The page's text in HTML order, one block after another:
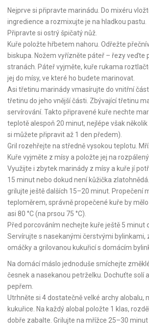
Nejprve si připravte marinádu. Do mixéru
ingredience a rozmixujte je na hladkou pastu.
Připravte si ostrý špičatý nůž.
Kuře položte hřbetem nahoru. Odřežte
biskupa. Nožem vyřízněte páteř – řezy veďte
stranách. Páteř vyjměte, kuře rukama
jej do mísy, ve které ho budete marinovat.
Asi třetinu marinády vmasírujte do vnitřní
třetinu do jeho vnější části. Zbývající třetinu
servírování. Takto připravené kuře nechte
teplotě alespoň 20 minut, nejlépe však
si můžete připravit až 1 den předem).
Gril rozehřejte na středně vysokou teplotu.
Kuře vyjměte z mísy a položte jej na rozpálený
Využijte i zbytek marinády z mísy a kuře jí
15 minut nebo dokud není kůžička
grilujte ještě dalších 15–20 minut. Propečení
teploměrem, správně propečené kuře by
asi 80 °C (na prsou 75 °C).
Před porcováním nechejte kuře ještě 5 minut
Servírujte s nasekanými čerstvými bylinkami,
omáčky a grilovanou kukuřicí s domácím
Na domácí máslo jednoduše smíchejte
česnek a nasekanou petrželku. Dochuťte solí
pepřem.
Utrhněte si 4 dostatečně velké archy alobalu,
kukuřice. Na každý alobal položte 1 klas,
dobře zabalte. Grilujte na mřížce 25–30 minut